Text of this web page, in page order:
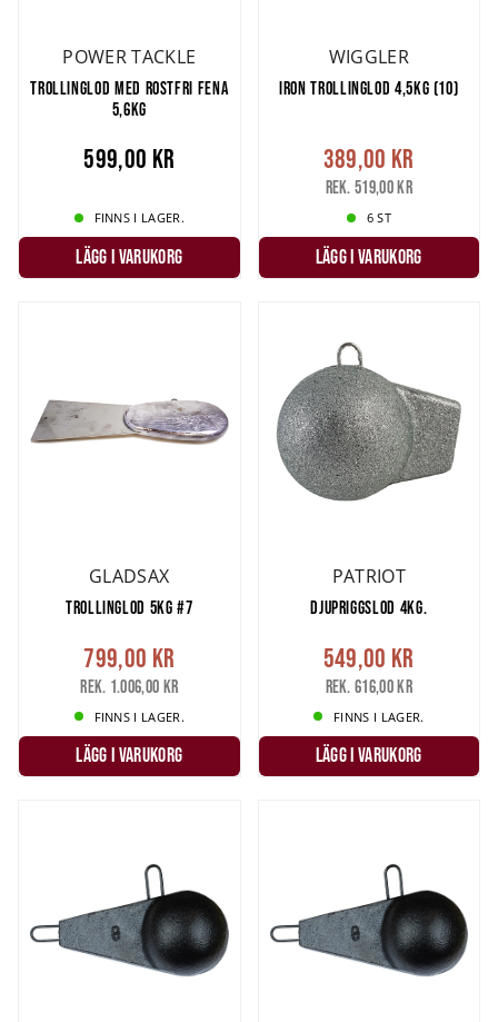
POWER TACKLE
TROLLINGLOD MED ROSTFRI FENA
5,6KG
599,00 kr
FINNS I LAGER.
LÄGG I VARUKORG
WIGGLER
IRON TROLLINGLOD 4,5KG (10)
389,00 kr
Rek. 519,00 kr
6 ST
LÄGG I VARUKORG
GLADSAX
TROLLINGLOD 5KG #7
799,00 kr
Rek. 1.006,00 kr
FINNS I LAGER.
LÄGG I VARUKORG
PATRIOT
DJUPRIGGSLOD 4KG.
549,00 kr
Rek. 616,00 kr
FINNS I LAGER.
LÄGG I VARUKORG